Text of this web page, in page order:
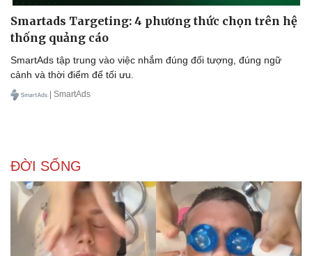
Smartads Targeting: 4 phương thức chọn trên hệ
thống quảng cáo
SmartAds tập trung vào việc nhắm đúng đối tượng, đúng ngữ
cảnh và thời điểm để tối ưu.
| SmartAds
ĐỜI SỐNG